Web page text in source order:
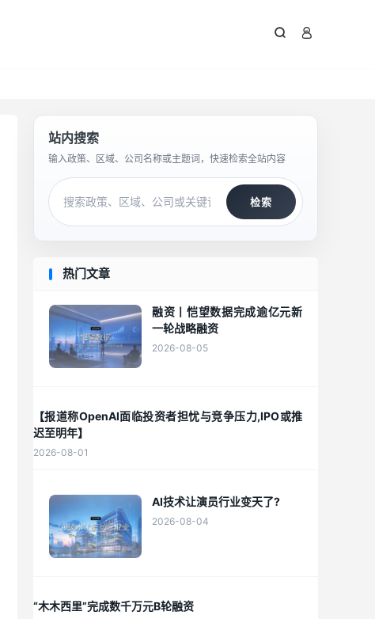
 
站内搜索
输入政策、区域、公司名称或主题词，快速检索全站内容
检索
热门文章
融资丨恺望数据完成逾亿元新
一轮战略融资
2026-08-05
【报道称OpenAI面临投资者担忧与竞争压力,IPO或推
迟至明年】
2026-08-01
AI技术让演员行业变天了?
2026-08-04
“木木西里”完成数千万元B轮融资